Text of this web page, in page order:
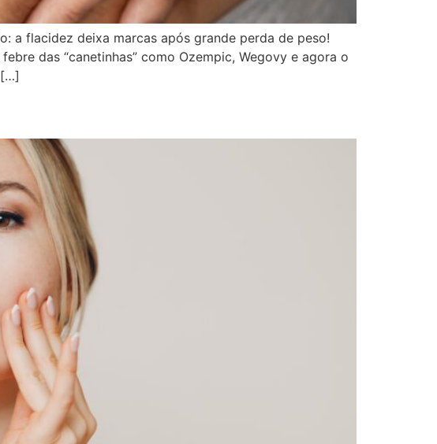
a flacidez deixa marcas após grande perda de peso!
das “canetinhas” como Ozempic, Wegovy e agora o
[…]